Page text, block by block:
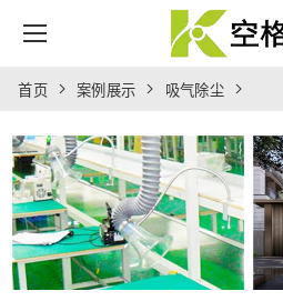
首页 案例展示 吸气除尘